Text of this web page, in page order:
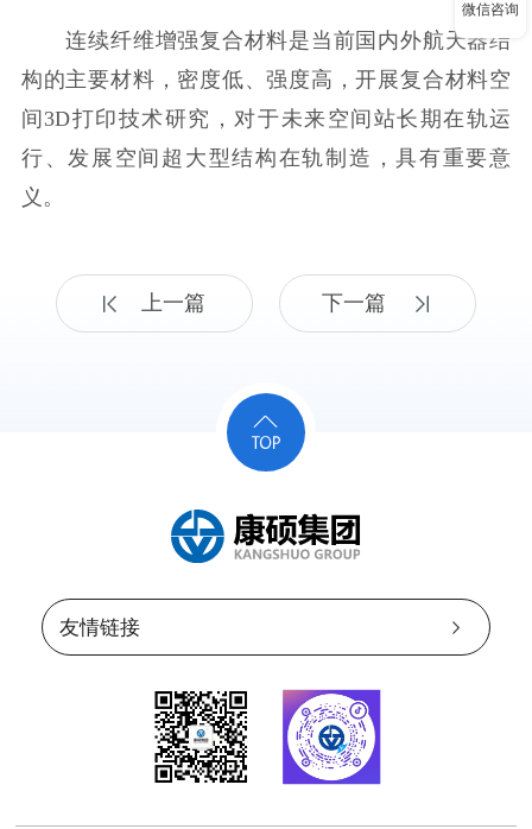
连续纤维增强复合材料是当前国内外航天器结
构的主要材料，密度低、强度高，开展复合材料空
间3D打印技术研究，对于未来空间站长期在轨运
行、发展空间超大型结构在轨制造，具有重要意
义。
上一篇 下一篇
微信咨询